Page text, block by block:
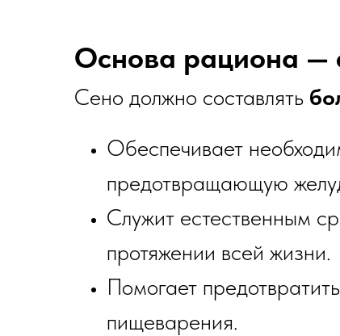
Основа рациона —
Сено должно составлять
Обеспечивает
предотвращающую
Служит естественным
протяжении всей жизни.
Помогает
пищеварения.